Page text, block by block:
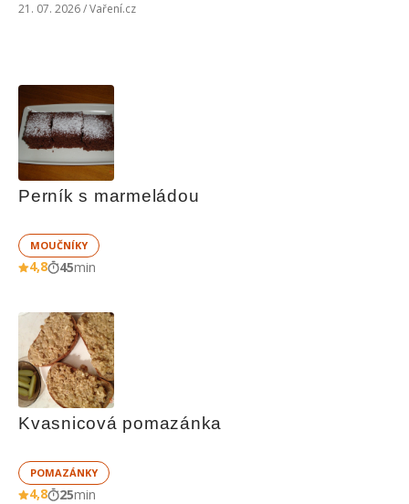
21. 07. 2026 / Vaření.cz
Perník s marmeládou
MOUČNÍKY
4,8 45min
Kvasnicová pomazánka
POMAZÁNKY
4,8 25min